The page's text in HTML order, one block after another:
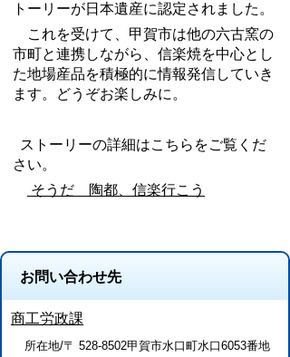
トーリーが日本遺産に認定されました。
これを受けて、甲賀市は他の六古窯の
市町と連携しながら、信楽焼を中心とし
た地場産品を積極的に情報発信していき
ます。どうぞお楽しみに。
ストーリーの詳細はこちらをご覧くだ
さい。
そうだ 陶都、信楽行こう
お問い合わせ先
商工労政課
所在地/〒 528-8502甲賀市水口町水口6053番地